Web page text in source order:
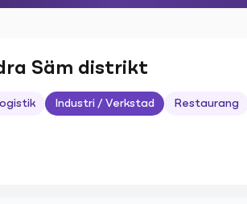
Säm distrikt
Industri / Verkstad Restaurang